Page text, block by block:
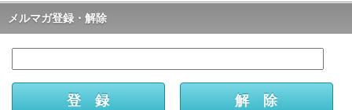
メルマガ登録・解除